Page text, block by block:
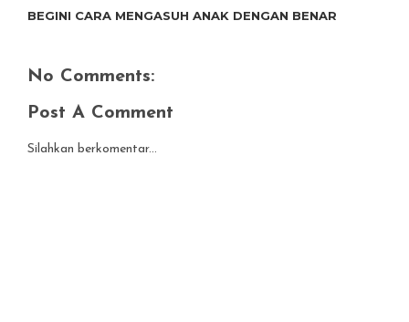
BEGINI CARA MENGASUH ANAK DENGAN BENAR
No Comments:
Post A Comment
Silahkan berkomentar...